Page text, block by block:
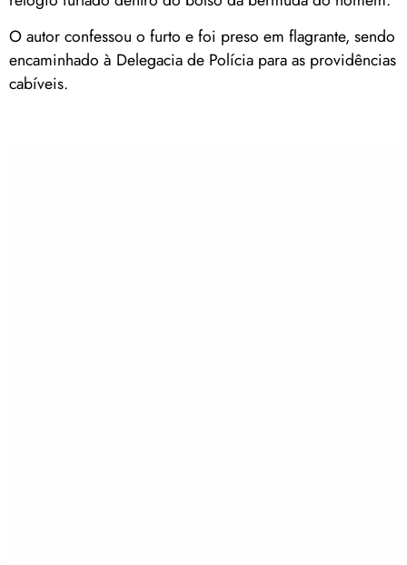
O autor confessou o furto e foi preso em flagrante, sendo
encaminhado à Delegacia de Polícia para as providências
cabíveis.